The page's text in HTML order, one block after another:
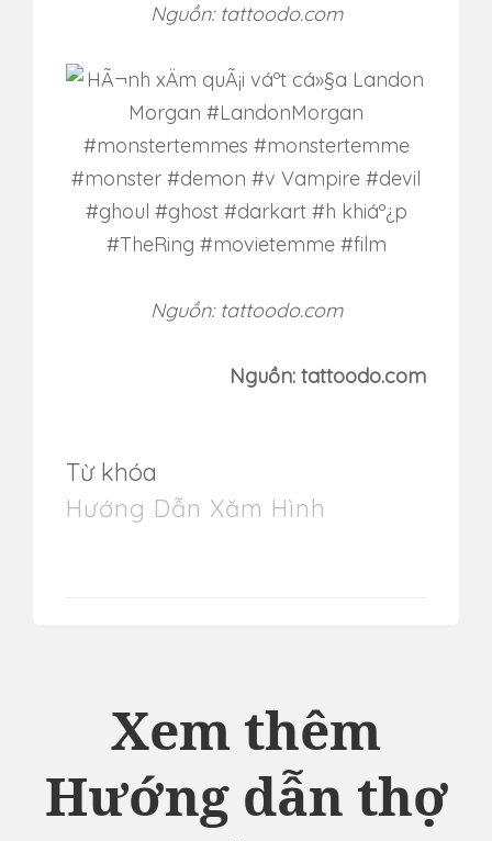
Nguồn: tattoodo.com
Nguồn: tattoodo.com
Nguồn: tattoodo.com
Từ khóa
Hướng Dẫn Xăm Hình
Xem thêm
Hướng dẫn thợ